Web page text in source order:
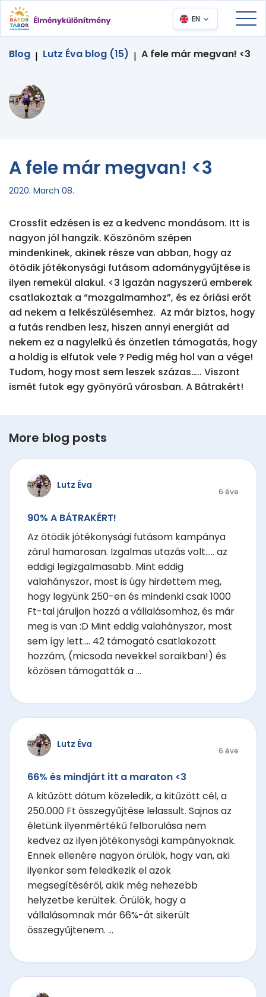
EN
Blog | Lutz Éva blog (15) | A fele már megvan! <3
A fele már megvan! <3
2020. March 08.
Crossfit edzésen is ez a kedvenc mondásom. Itt is
nagyon jól hangzik. Köszönöm szépen
mindenkinek, akinek része van abban, hogy az
ötödik jótékonysági futásom adománygyűjtése is
ilyen remekül alakul. <3 Igazán nagyszerű emberek
csatlakoztak a “mozgalmamhoz”, és ez óriási erőt
ad nekem a felkészülésemhez.  Az már biztos, hogy
a futás rendben lesz, hiszen annyi energiát ad
nekem ez a nagylelkű és önzetlen támogatás, hogy
a holdig is elfutok vele ? Pedig még hol van a vége!
Tudom, hogy most sem leszek százas….. Viszont
ismét futok egy gyönyörű városban. A Bátrakért!
More blog posts
Lutz Éva
6 éve
90% A BÁTRAKÉRT!
Az ötödik jótékonysági futásom kampánya
zárul hamarosan. Izgalmas utazás volt..... az
eddigi legizgalmasabb. Mint eddig
valahányszor, most is úgy hirdettem meg,
hogy legyünk 250-en és mindenki csak 1000
Ft-tal járuljon hozzá a vállalásomhoz, és már
meg is van :D Mint eddig valahányszor, most
sem így lett.... 42 támogató csatlakozott
hozzám, (micsoda nevekkel soraikban!) és
közösen támogatták a ...
Lutz Éva
6 éve
66% és mindjárt itt a maraton <3
A kitűzött dátum közeledik, a kitűzött cél, a
250.000 Ft összegyűjtése lelassult. Sajnos az
életünk ilyenmértékű felborulása nem
kedvez az ilyen jótékonysági kampányoknak.
Ennek ellenére nagyon örülök, hogy van, aki
ilyenkor sem feledkezik el azok
megsegítéséről, akik még nehezebb
helyzetbe kerültek. Örülök, hogy a
vállalásomnak már 66%-át sikerült
összegyűjtenem. ...